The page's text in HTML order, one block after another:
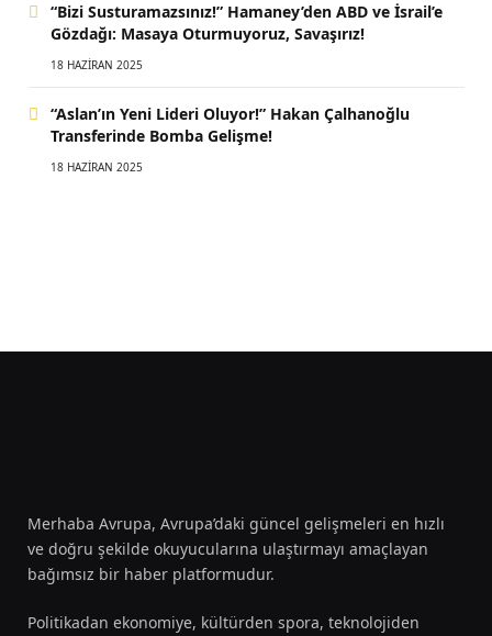
“Bizi Susturamazsınız!” Hamaney’den ABD ve İsrail’e
Gözdağı: Masaya Oturmuyoruz, Savaşırız!
18 HAZIRAN 2025
“Aslan’ın Yeni Lideri Oluyor!” Hakan Çalhanoğlu
Transferinde Bomba Gelişme!
18 HAZIRAN 2025
Merhaba Avrupa, Avrupa’daki güncel gelişmeleri en hızlı
ve doğru şekilde okuyucularına ulaştırmayı amaçlayan
bağımsız bir haber platformudur.
Politikadan ekonomiye, kültürden spora, teknolojiden